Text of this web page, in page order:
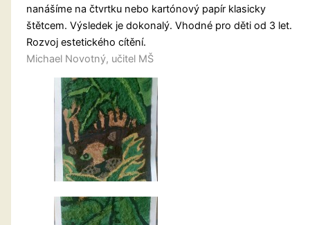
nanášíme na čtvrtku nebo kartónový papír klasicky
štětcem. Výsledek je dokonalý. Vhodné pro děti od 3 let.
Rozvoj estetického cítění.
Michael Novotný, učitel MŠ